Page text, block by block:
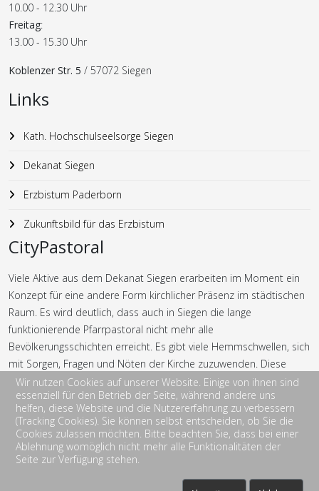
10.00 - 12.30 Uhr
Freitag:
13.00 - 15.30 Uhr
Koblenzer Str. 5 / 57072 Siegen
Links
Kath. Hochschulseelsorge Siegen
Dekanat Siegen
Erzbistum Paderborn
Zukunftsbild für das Erzbistum
CityPastoral
Viele Aktive aus dem Dekanat Siegen erarbeiten im Moment ein
Konzept für eine andere Form kirchlicher Präsenz im städtischen
Raum. Es wird deutlich, dass auch in Siegen die lange
funktionierende Pfarrpastoral nicht mehr alle
Bevölkerungsschichten erreicht. Es gibt viele Hemmschwellen, sich
mit Sorgen, Fragen und Nöten der Kirche zuzuwenden. Diese
Hemmschwellen möchte die CityPastoral abbauen bzw. gar nicht
erst entstehen lassen.
Wir nutzen Cookies auf unserer Website. Einige von ihnen sind
essenziell für den Betrieb der Seite, während andere uns
helfen, diese Website und die Nutzererfahrung zu verbessern
(Tracking Cookies). Sie können selbst entscheiden, ob Sie die
Cookies zulassen möchten. Bitte beachten Sie, dass bei einer
Ablehnung womöglich nicht mehr alle Funktionalitäten der
Seite zur Verfügung stehen.